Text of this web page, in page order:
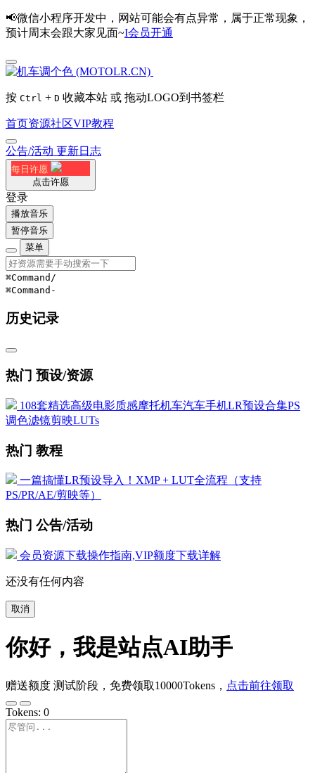
📢微信小程序开发中，网站可能会有点异常，属于正常现象，
预计周末会跟大家见面~I会员开通
按 Ctrl + D 收藏本站 或 拖动LOGO到书签栏
首页资源社区VIP教程
公告/活动 更新日志
每日许愿
点击许愿
登录
播放音乐
暂停音乐
菜单
⌘Command /
⌘Command -
历史记录
热门 预设/资源
108套精选高级电影质感摩托机车汽车手机LR预设合集PS
调色滤镜剪映LUTs
热门 教程
一篇搞懂LR预设导入！XMP + LUT全流程（支持
PS/PR/AE/剪映等）
热门 公告/活动
会员资源下载操作指南,VIP额度下载详解
还没有任何内容
取消
你好，我是站点AI助手
赠送额度 测试阶段，免费领取10000Tokens， 点击前往领取
Tokens: 0